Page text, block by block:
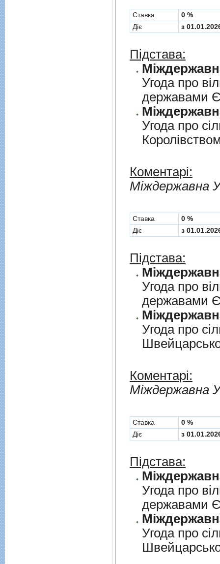
Cтавка
0 %
Діє
з
Підстава:
Угода про
державами
Угода про
Коментарі:
Мiждержавна
Cтавка
0 %
Діє
з
Підстава:
Угода про
державами
Угода про
Коментарі:
Мiждержавна
Cтавка
0 %
Діє
з
Підстава:
Угода про
державами
Угода про